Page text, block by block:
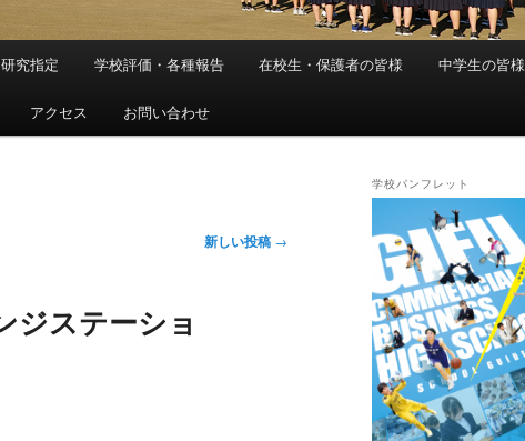
研究指定 学校評価・各種報告 在校生・保護者の皆様 中学生の皆様
アクセス お問い合わせ
新しい投稿 →
ジステーショ
学校パンフレット